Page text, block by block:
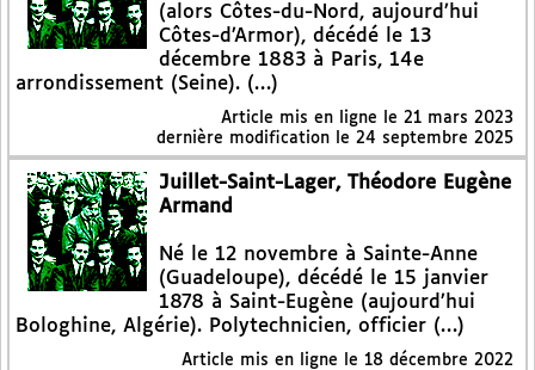
(alors Côtes-du-Nord, aujourd’hui
Côtes-d’Armor), décédé le 13
décembre 1883 à Paris, 14e
arrondissement (Seine). (…)
Article mis en ligne le 21 mars 2023
dernière modification le 24 septembre 2025
Juillet-Saint-Lager, Théodore Eugène
Armand
Né le 12 novembre à Sainte-Anne
(Guadeloupe), décédé le 15 janvier
1878 à Saint-Eugène (aujourd’hui
Bologhine, Algérie). Polytechnicien, officier (…)
Article mis en ligne le 18 décembre 2022